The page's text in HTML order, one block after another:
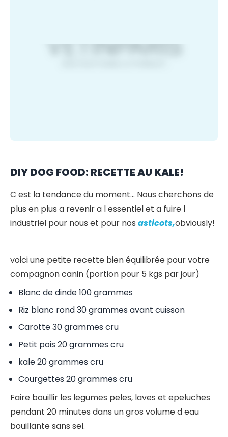
DIY DOG FOOD: RECETTE AU KALE!
C est la tendance du moment… Nous cherchons de
plus en plus a revenir a l essentiel et a fuire l
industriel pour nous et pour nos asticots,obviously!
voici une petite recette bien équilibrée pour votre
compagnon canin (portion pour 5 kgs par jour)
Blanc de dinde 100 grammes
Riz blanc rond 30 grammes avant cuisson
Carotte 30 grammes cru
Petit pois 20 grammes cru
kale 20 grammes cru
Courgettes 20 grammes cru
Faire bouillir les legumes peles, laves et epeluches
pendant 20 minutes dans un gros volume d eau
bouillante sans sel.